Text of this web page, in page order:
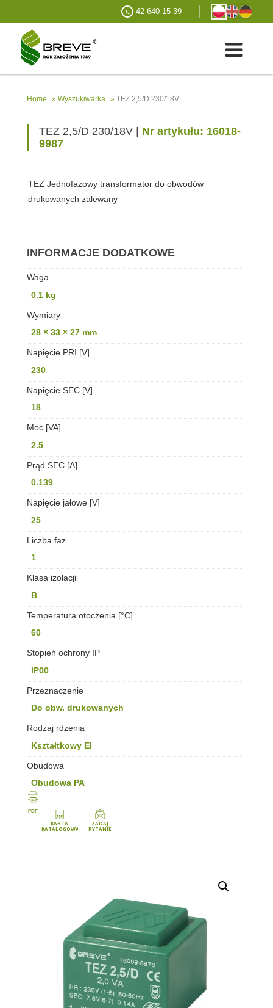
42 640 15 39
Home » Wyszukiwarka » TEZ 2,5/D 230/18V
TEZ 2,5/D 230/18V | Nr artykułu: 16018-
9987
TEZ Jednofazowy transformator do obwodów
drukowanych zalewany
INFORMACJE DODATKOWE
Waga
0.1 kg
Wymiary
28 × 33 × 27 mm
Napięcie PRI [V]
230
Napięcie SEC [V]
18
Moc [VA]
2.5
Prąd SEC [A]
0.139
Napięcie jałowe [V]
25
Liczba faz
1
Klasa izolacji
B
Temperatura otoczenia [°C]
60
Stopień ochrony IP
IP00
Przeznaczenie
Do obw. drukowanych
Rodzaj rdzenia
Kształtkowy EI
Obudowa
Obudowa PA
PDF
KARTA
KATALOGOWA
ZADAJ
PYTANIE